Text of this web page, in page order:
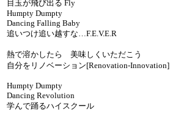
目玉が飛び出る Fly
Humpty Dumpty
Dancing Falling Baby
追いつけ追い越すな…F.E.V.E.R
熱で溶かしたら 美味しくいただこう
自分をリノベーション[Renovation-Innovation]
Humpty Dumpty
Dancing Revolution
学んで踊るハイスクール